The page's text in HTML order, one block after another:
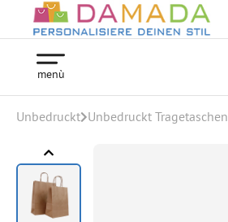
menù
Unbedruckt Unbedruckt Tragetaschen